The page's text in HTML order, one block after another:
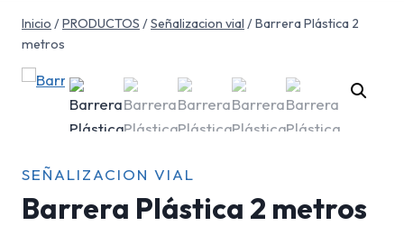
Inicio /PRODUCTOS /Señalizacion vial /Barrera Plástica 2
metros
SEÑALIZACION VIAL
Barrera Plástica 2 metros